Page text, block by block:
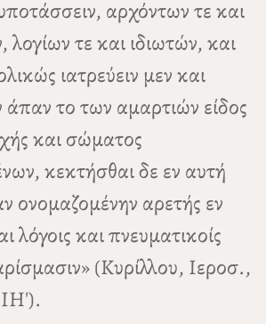
αρχόντων τε και
τε και ιδιωτών, και
ιατρεύειν μεν και
άπαν το των αμαρτιών είδος
και σώματος
κεκτήσθαι δε εν αυτή
ονομαζομένην αρετής εν
λόγοις και πνευματικοίς
(Κυρίλλου, Ιεροσ.,